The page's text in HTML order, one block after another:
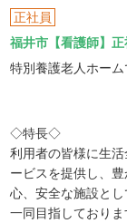
正社員
福井市【看護師】
特別養護老人ホーム
◇特長◇
利用者の皆様に生
ービスを提供し、
心、安全な施設と
一同目指しておりま